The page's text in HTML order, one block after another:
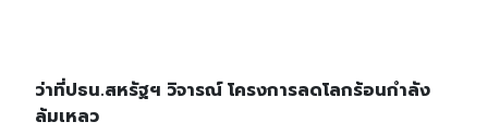
ว่าที่ปธน.สหรัฐฯ วิจารณ์ โครงการลดโลกร้อนกำลัง
ล้มเหลว